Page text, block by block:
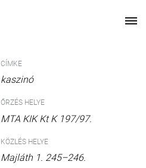
CÍMKE
kaszinó
ŐRZÉS HELYE
MTA KIK Kt K 197/97.
KÖZLÉS HELYE
Majláth 1. 245–246.